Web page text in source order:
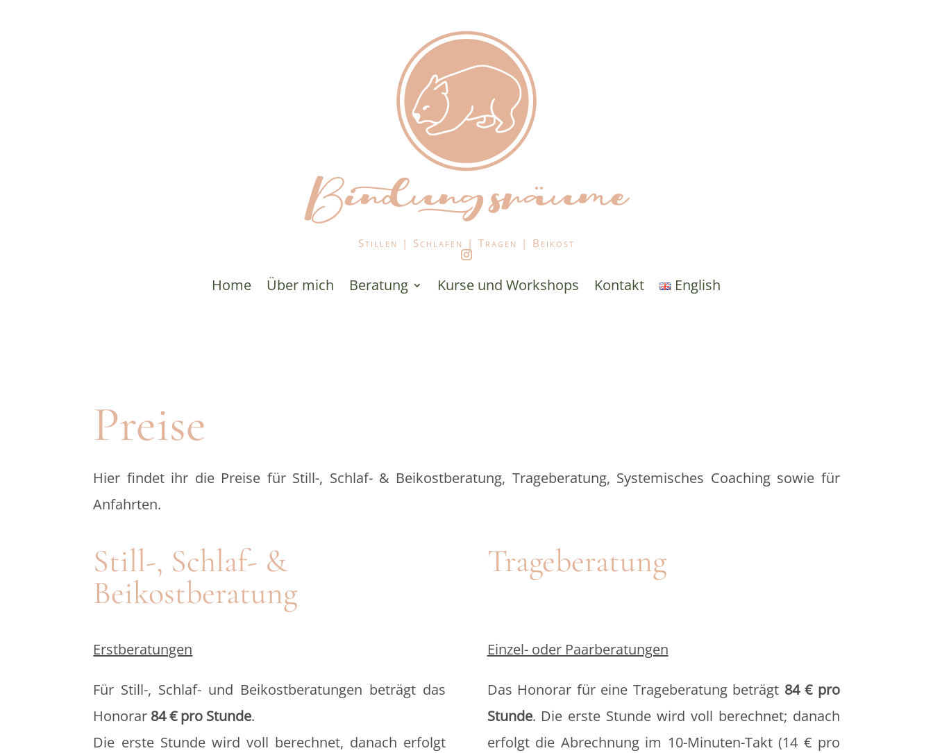
Bindungsräume
Stillen | Schlafen | Tragen | Beikost
Home Über mich Beratung Kurse und Workshops Kontakt English
Preise
Hier findet ihr die Preise für Still-, Schlaf- & Beikostberatung, Trageberatung, Systemisches Coaching sowie für
Anfahrten.
Still-, Schlaf- &
Beikostberatung
Erstberatungen
Für Still-, Schlaf- und Beikostberatungen beträgt das
Honorar 84 € pro Stunde.
Die erste Stunde wird voll berechnet, danach erfolgt
Trageberatung
Einzel- oder Paarberatungen
Das Honorar für eine Trageberatung beträgt 84 € pro
Stunde. Die erste Stunde wird voll berechnet; danach
erfolgt die Abrechnung im 10-Minuten-Takt (14 € pro